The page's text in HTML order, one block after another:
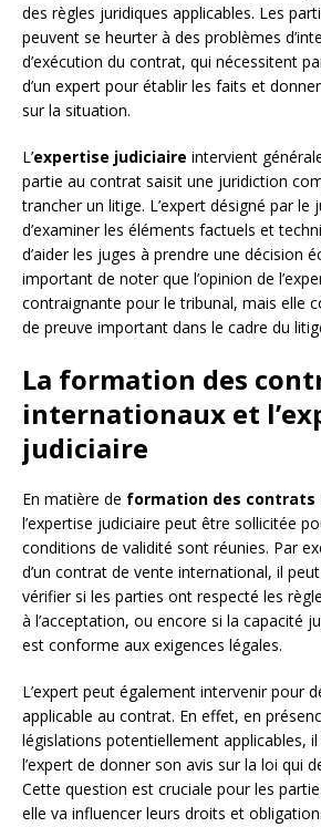
des règles juridiques applicables. Les
peuvent se heurter à des problèmes
d’exécution du contrat, qui nécessitent
d’un expert pour établir les faits et
sur la situation.
L’expertise judiciaire intervient
partie au contrat saisit une juridiction
trancher un litige. L’expert désigné par le
d’examiner les éléments factuels et
d’aider les juges à prendre une décision
important de noter que l’opinion de
contraignante pour le tribunal, mais elle
de preuve important dans le cadre du
La formation des
internationaux et
judiciaire
En matière de formation des
l’expertise judiciaire peut être sollicitée
conditions de validité sont réunies. Par
d’un contrat de vente international, il
vérifier si les parties ont respecté les
à l’acceptation, ou encore si la capacité
est conforme aux exigences légales.
L’expert peut également intervenir pour
applicable au contrat. En effet, en
législations potentiellement applicables,
l’expert de donner son avis sur la loi qui
Cette question est cruciale pour les
elle va influencer leurs droits et